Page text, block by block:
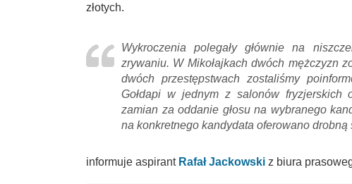
złotych.
Wykroczenia polegały głównie na
zrywaniu. W Mikołajkach dwóch mężczyzn
dwóch przestępstwach zostaliśmy
Gołdapi w jednym z salonów fryzjerskich
zamian za oddanie głosu na wybranego
na konkretnego kandydata oferowano drobną
informuje aspirant Rafał Jackowski z biura